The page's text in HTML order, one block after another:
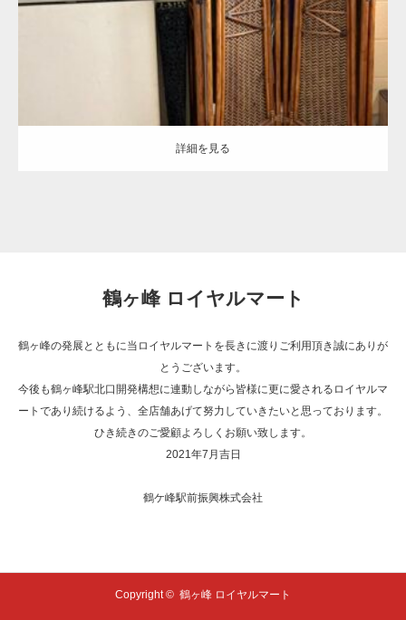
詳細を見る
詳細を見る
鶴ヶ峰 ロイヤルマート
鶴ヶ峰の発展とともに当ロイヤルマートを長きに渡りご利用頂き誠にありが
とうございます。
今後も鶴ヶ峰駅北口開発構想に連動しながら皆様に更に愛されるロイヤルマ
ートであり続けるよう、全店舗あげて努力していきたいと思っております。
ひき続きのご愛顧よろしくお願い致します。
2021年7月吉日
鶴ケ峰駅前振興株式会社
Copyright © 鶴ヶ峰 ロイヤルマート